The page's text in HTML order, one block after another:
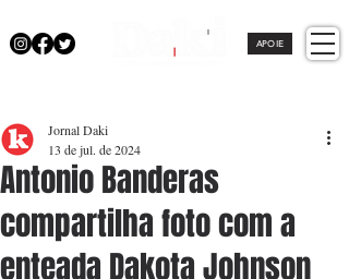
APOIE
Antonio Banderas
compartilha foto com a
enteada Dakota Johnson
Jornal Daki
13 de jul. de 2024